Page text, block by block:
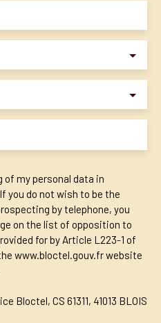
of my personal data in
you do not wish to be the
by telephone, you
on the list of opposition to
for by Article L223-1 of
www.bloctel.gouv.fr website
Bloctel, CS 61311, 41013 BLOIS